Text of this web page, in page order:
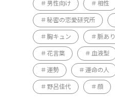
男性向け 相性
秘密の恋愛研究所
胸キュン 脈あり
花言葉 血液型
運勢 運命の人
野呂佳代 顔